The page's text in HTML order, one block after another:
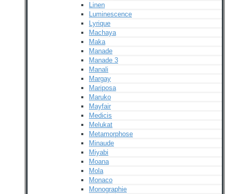
Linen
Luminescence
Lyrique
Machaya
Maka
Manade
Manade 3
Manali
Margay
Mariposa
Maruko
Mayfair
Medicis
Melukat
Metamorphose
Minaude
Miyabi
Moana
Mola
Monaco
Monographie